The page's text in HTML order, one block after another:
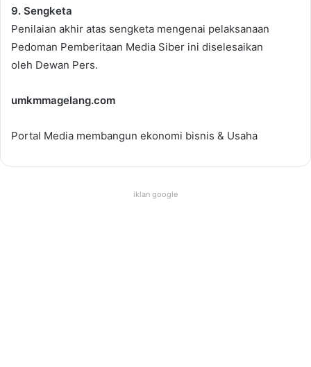
9. Sengketa
Penilaian akhir atas sengketa mengenai pelaksanaan
Pedoman Pemberitaan Media Siber ini diselesaikan
oleh Dewan Pers.
umkmmagelang.com
Portal Media membangun ekonomi bisnis & Usaha
iklan google